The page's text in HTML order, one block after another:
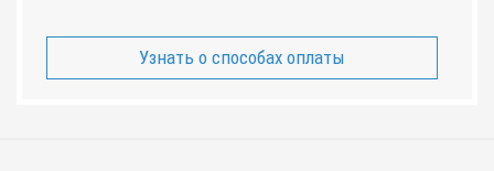
Узнать о способах оплаты